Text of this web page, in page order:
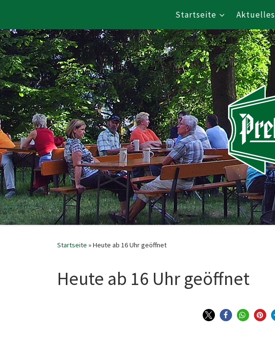
Startseite Aktuelles
Startseite »Heute ab 16 Uhr geöffnet
Heute ab 16 Uhr geöffnet